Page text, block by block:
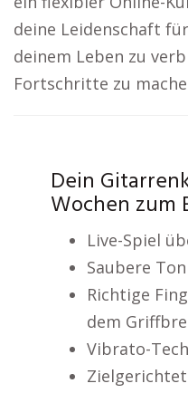
deine Leidenschaft
deinem Leben zu
Fortschritte zu
Dein
Wochen zum
Live-Spiel
Saubere
Richtige
dem
Vibrato-